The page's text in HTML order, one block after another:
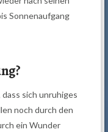
Sonnenaufgang
sich unruhiges
noch durch den
ein Wunder